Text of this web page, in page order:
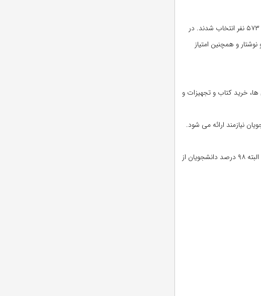
ورود به این دانشگاه برحسب درخواست از سوی دانش آموزان است. در پاییز ۲۰۱۵ میلادی این دانشگاه ۶۵۰۶ درخواست دریافت کرد که از میان آنها ۵۷۳ نفر انتخاب شدند. در
و همچنین امتیاز
خرید کتاب و تجهیزات و
نیازمند ارائه می شود.
هزینه کل یک سال تحصیل در مقطع کارشناسی ارشد با توجه به مسکن دانشجو بین ۷۸ هزار و ۷۸۶ تا ۸۰ هزار و ۹۱۷ هزار دلار تخمین زده می شود. البته ۹۸ درصد دانشجویان از